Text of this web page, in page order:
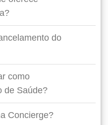
do
como
de Saúde?
Concierge?